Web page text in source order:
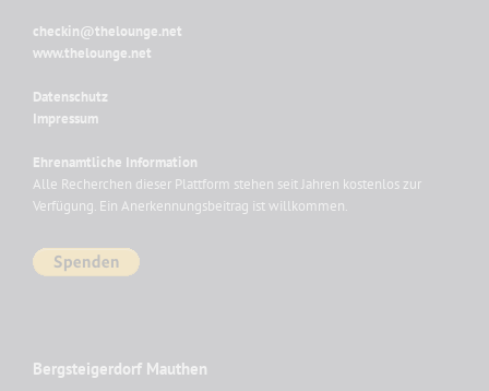
checkin@thelounge.net
www.thelounge.net
Datenschutz
Impressum
Ehrenamtliche Information
Alle Recherchen dieser Plattform stehen seit Jahren kostenlos zur
Verfügung. Ein Anerkennungsbeitrag ist willkommen.
Bergsteigerdorf Mauthen